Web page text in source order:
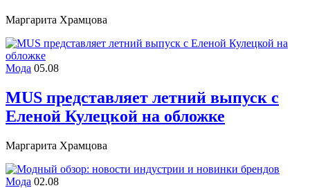
Маргарита Храмцова
Мода 05.08
MUS представляет летний выпуск с
Еленой Кулецкой на обложке
Маргарита Храмцова
Мода 02.08